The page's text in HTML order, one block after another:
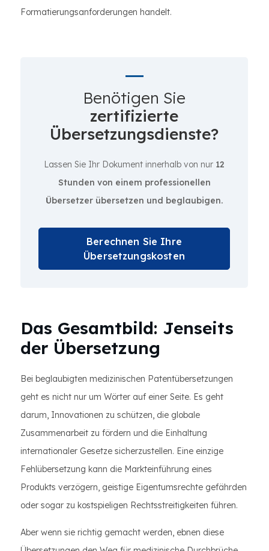
Formatierungsanforderungen handelt.
Benötigen Sie
zertifizierte
Übersetzungsdienste?
Lassen Sie Ihr Dokument innerhalb von nur 12
Stunden von einem professionellen
Übersetzer übersetzen und beglaubigen.
Berechnen Sie Ihre
Übersetzungskosten
Das Gesamtbild: Jenseits
der Übersetzung
Bei beglaubigten medizinischen Patentübersetzungen
geht es nicht nur um Wörter auf einer Seite. Es geht
darum, Innovationen zu schützen, die globale
Zusammenarbeit zu fördern und die Einhaltung
internationaler Gesetze sicherzustellen. Eine einzige
Fehlübersetzung kann die Markteinführung eines
Produkts verzögern, geistige Eigentumsrechte gefährden
oder sogar zu kostspieligen Rechtsstreitigkeiten führen.
Aber wenn sie richtig gemacht werden, ebnen diese